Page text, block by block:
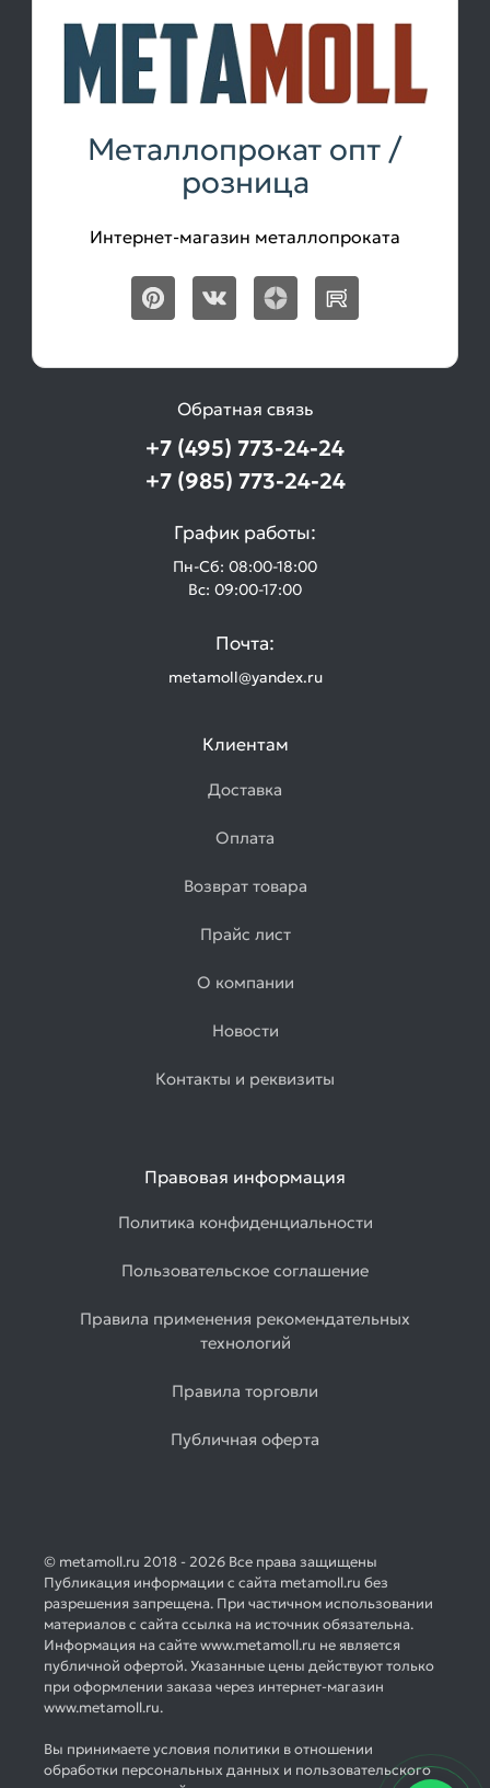
Металлопрокат опт /
розница
Интернет-магазин металлопроката
Обратная связь
+7 (495) 773-24-24
+7 (985) 773-24-24
График работы:
Пн-Сб: 08:00-18:00
Вс: 09:00-17:00
Почта:
metamoll@yandex.ru
Клиентам
Доставка
Оплата
Возврат товара
Прайс лист
О компании
Новости
Контакты и реквизиты
Правовая информация
Политика конфиденциальности
Пользовательское соглашение
Правила применения рекомендательных
технологий
Правила торговли
Публичная оферта
© metamoll.ru 2018 - 2026 Все права защищены
Публикация информации с сайта metamoll.ru без
разрешения запрещена. При частичном использовании
материалов с сайта ссылка на источник обязательна.
Информация на сайте www.metamoll.ru не является
публичной офертой. Указанные цены действуют только
при оформлении заказа через интернет-магазин
www.metamoll.ru.
Вы принимаете условия политики в отношении
обработки персональных данных и пользовательского